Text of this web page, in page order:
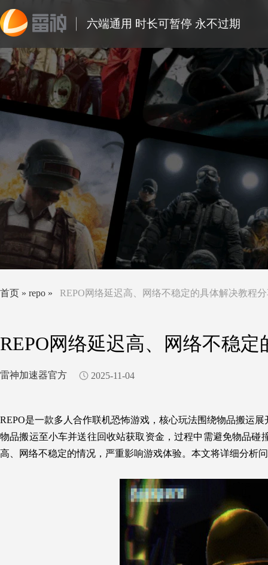
六端通用 时长可暂停 永不过期
首页 » repo » REPO网络延迟高、网络不稳定的具体解决教程
REPO网络延迟高、网络不稳
雷神加速器官方 2025-11-04
REPO是一款多人合作联机恐怖游戏，核心玩法围绕物品搬运
物品搬运至小车并送往回收站获取资金，过程中需避免物品
高、网络不稳定的情况，严重影响游戏体验。本文将详细分析